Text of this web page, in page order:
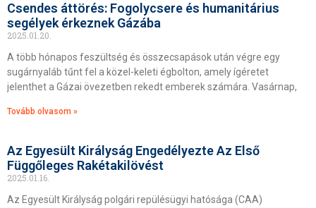
Csendes áttörés: Fogolycsere és humanitárius
segélyek érkeznek Gázába
2025.01.20.
A több hónapos feszültség és összecsapások után végre egy
sugárnyaláb tűnt fel a közel-keleti égbolton, amely ígéretet
jelenthet a Gázai övezetben rekedt emberek számára. Vasárnap,
Tovább olvasom »
Az Egyesült Királyság Engedélyezte Az Első
Függőleges Rakétakilövést
2025.01.16.
Az Egyesült Királyság polgári repülésügyi hatósága (CAA)